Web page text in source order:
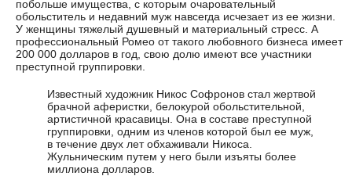
побольше имущества, с которым очаровательный
обольститель и недавний муж навсегда исчезает из ее жизни.
У женщины тяжелый душевный и материальный стресс. А
профессиональный Ромео от такого любовного бизнеса имеет
200 000 долларов в год, свою долю имеют все участники
преступной группировки.
Известный художник Никос Софронов стал жертвой
брачной аферистки, белокурой обольстительной,
артистичной красавицы. Она в составе преступной
группировки, одним из членов которой был ее муж,
в течение двух лет обхаживали Никоса.
Жульническим путем у него были изъяты более
миллиона долларов.